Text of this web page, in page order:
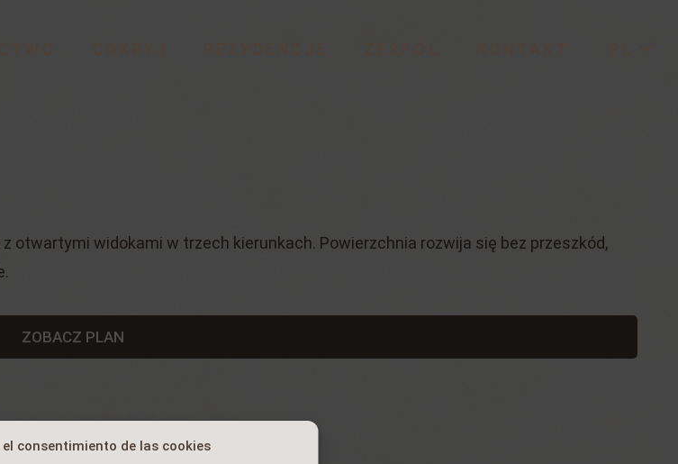
consentimiento de las cookies
otwartymi widokami w trzech kierunkach. Powierzchnia rozwija się bez przeszkód,
ZOBACZ PLAN